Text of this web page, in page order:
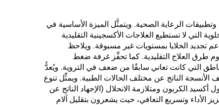
الرعاية الصحية. ويتمثَّل الميزة الأساسية في
التي لا تستطيع العلاجات الأكسجينية التقليدية
تجديد الخلايا بمستويات غير مسبوقة. ويلاحظ
طرق العلاج التقليدية. كما تحفِّز غرفة ضغط
التي كانت تعاني سابقًا من ضعف في التروية. ويُعدُّ
الأنسجة الناتج عن مختلف الحالات الطبية. ويمثِّل تنوع
الكربون ومتلازمة الانحلال (الإجهاد الناتج عن
الأداء وتسريع التعافي، حيث يشعرون بتقليل آلام